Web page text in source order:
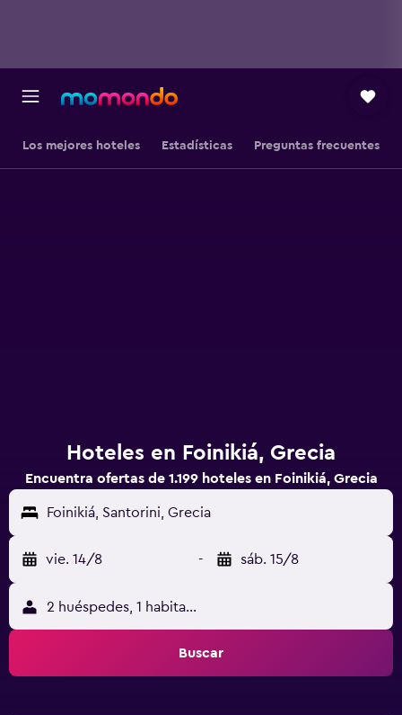
Los mejores hoteles Estadísticas Preguntas frecuentes
Hoteles en Foinikiá, Grecia
Encuentra ofertas de 1.199 hoteles en Foinikiá, Grecia
Foinikiá, Santorini, Grecia
vie. 14/8 - sáb. 15/8
2 huéspedes, 1 habitación
Buscar